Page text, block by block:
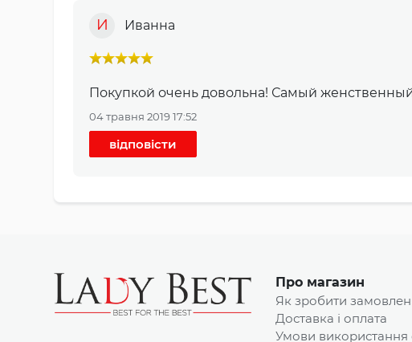
И Иванна
Покупкой очень довольна! Самый
04 травня 2019 17:52
відповісти
Про магазин
Як зробити
Доставка і оплата
Умови використання